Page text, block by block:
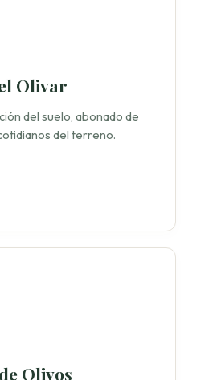
Olivar
del suelo, abonado de
del terreno.
Olivos